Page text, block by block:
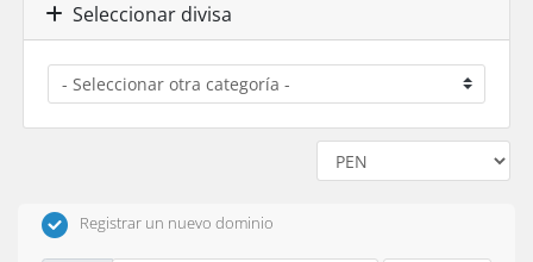
Seleccionar divisa
Registrar un nuevo dominio